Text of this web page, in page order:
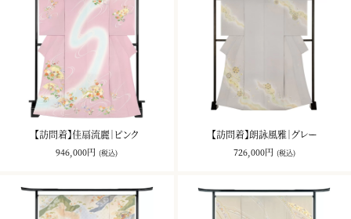
【訪問着】佳扇流麗｜ピンク
946,000円 (税込)
【訪問着】朗詠風雅｜グレー
726,000円 (税込)